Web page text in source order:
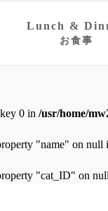
Lunch &
お食事
0 in /usr/home/
"name" on null
"cat_ID" on